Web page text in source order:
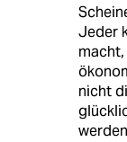
Jeder
nicht